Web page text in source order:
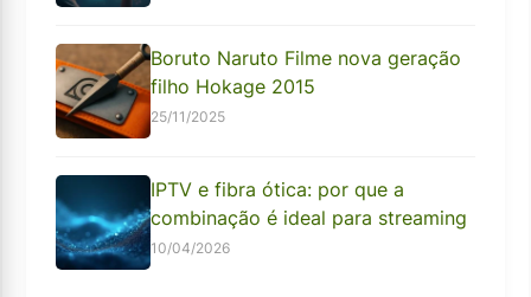
Boruto Naruto Filme nova geração
filho Hokage 2015
25/11/2025
IPTV e fibra ótica: por que a
combinação é ideal para streaming
10/04/2026